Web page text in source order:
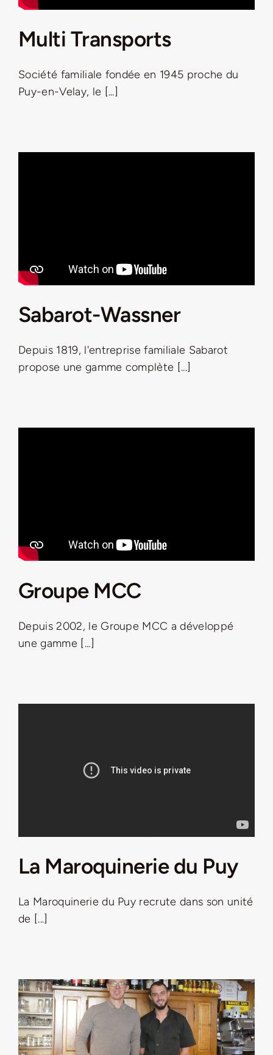
Multi Transports
Société familiale fondée en 1945 proche du
Puy-en-Velay, le [...]
Sabarot-Wassner
Depuis 1819, l'entreprise familiale Sabarot
propose une gamme complète [...]
Groupe MCC
Depuis 2002, le Groupe MCC a développé
une gamme [...]
La Maroquinerie du Puy
La Maroquinerie du Puy recrute dans son unité
de [...]